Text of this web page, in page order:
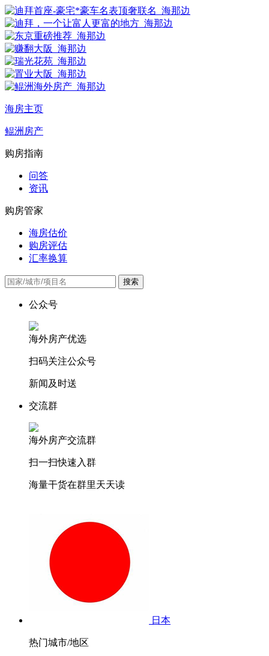
海房主页
鲲洲房产
购房指南
问答
资讯
购房管家
海房估价
购房评估
汇率换算
搜索
公众号
海外房产优选
扫码关注公众号
新闻及时送
交流群
海外房产交流群
扫一扫快速入群
海量干货在群里天天读
日本
热门城市/地区